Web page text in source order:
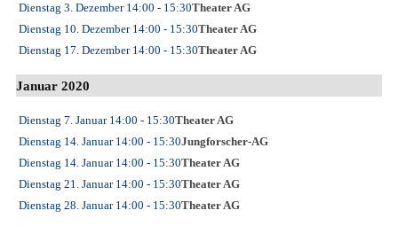
Dienstag 3. Dezember14:00 - 15:30Theater AG
Dienstag 10. Dezember14:00 - 15:30Theater AG
Dienstag 17. Dezember14:00 - 15:30Theater AG
Januar 2020
Dienstag 7. Januar14:00 - 15:30Theater AG
Dienstag 14. Januar14:00 - 15:30Jungforscher-AG
Dienstag 14. Januar14:00 - 15:30Theater AG
Dienstag 21. Januar14:00 - 15:30Theater AG
Dienstag 28. Januar14:00 - 15:30Theater AG